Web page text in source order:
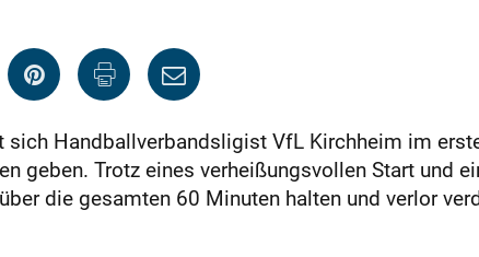
sich Handballverbandsligist VfL Kirchheim im
geben. Trotz eines verheißungsvollen Start und
die gesamten 60 Minuten halten und verlor